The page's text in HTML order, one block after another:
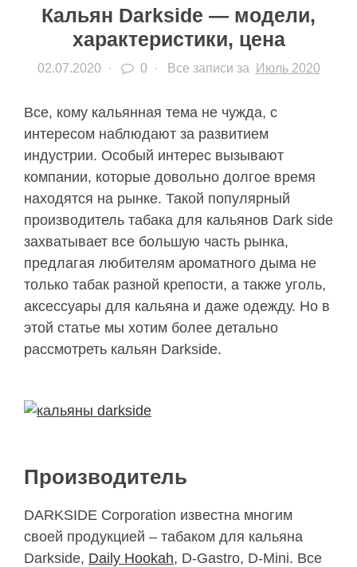
Кальян Darkside — модели,
характеристики, цена
02.07.2020 · 0 · Все записи за Июль 2020
Все, кому кальянная тема не чужда, с
интересом наблюдают за развитием
индустрии. Особый интерес вызывают
компании, которые довольно долгое время
находятся на рынке. Такой популярный
производитель табака для кальянов Dark side
захватывает все большую часть рынка,
предлагая любителям ароматного дыма не
только табак разной крепости, а также уголь,
аксессуары для кальяна и даже одежду. Но в
этой статье мы хотим более детально
рассмотреть кальян Darkside.
Производитель
DARKSIDE Corporation известна многим
своей продукцией – табаком для кальяна
Darkside, Daily Hookah, D-Gastro, D-Mini. Все